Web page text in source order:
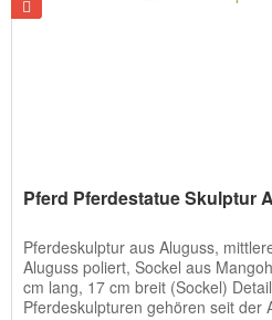
Pferd Pferdestatue Skulptur
Pferdeskulptur aus Aluguss,
Aluguss poliert, Sockel aus
cm lang, 17 cm breit (Sockel)
Pferdeskulpturen gehören seit der